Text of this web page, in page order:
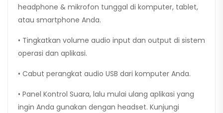
headphone & mikrofon tunggal di komputer, tablet,
atau smartphone Anda.
• Tingkatkan volume audio input dan output di sistem
operasi dan aplikasi.
• Cabut perangkat audio USB dari komputer Anda.
• Panel Kontrol Suara, lalu mulai ulang aplikasi yang
ingin Anda gunakan dengan headset. Kunjungi